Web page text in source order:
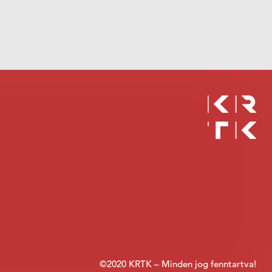
©2020 KRTK – Minden jog fenntartva!